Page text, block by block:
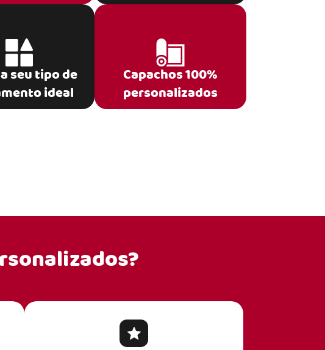
seu tipo de
ideal
Capachos 100%
personalizados